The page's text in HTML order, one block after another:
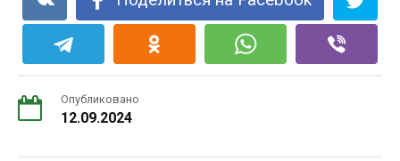
Опубликовано
12.09.2024